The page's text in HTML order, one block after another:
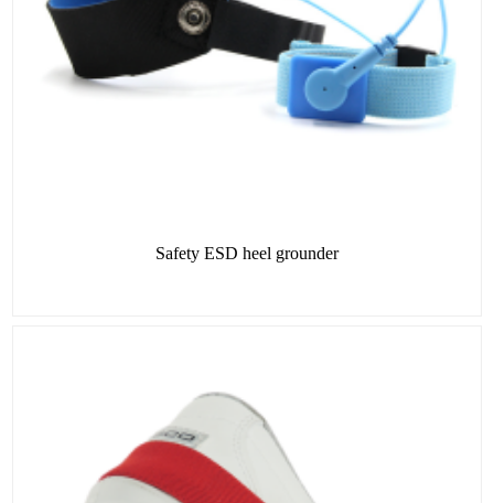
Safety ESD heel grounder